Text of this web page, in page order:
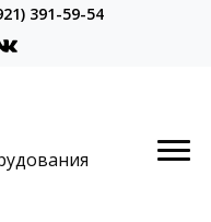
391-59-54